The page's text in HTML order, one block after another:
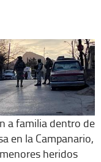
a familia dentro de
en la Campanario,
heridos